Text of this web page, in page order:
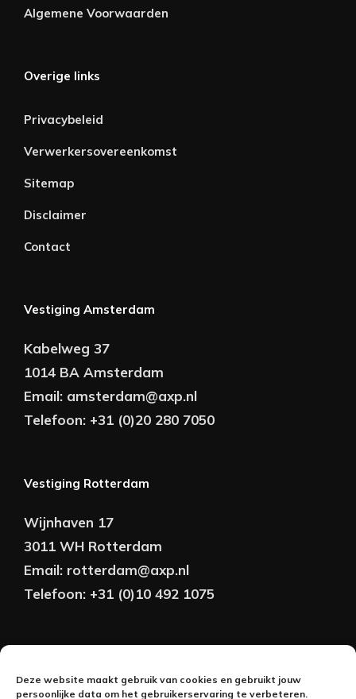
Deze website maakt gebruik van cookies en gebruikt jouw
persoonlijke data om het gebruikerservaring te verbeteren.
Algemene Voorwaarden
Overige links
Privacybeleid
Verwerkersovereenkomst
Sitemap
Disclaimer
Contact
Vestiging Amsterdam
Kabelweg 37
1014 BA Amsterdam
Email: amsterdam@axp.nl
Telefoon: +31 (0)20 280 7050
Vestiging Rotterdam
Wijnhaven 17
3011 WH Rotterdam
Email: rotterdam@axp.nl
Telefoon: +31 (0)10 492 1075
Onderhoud: